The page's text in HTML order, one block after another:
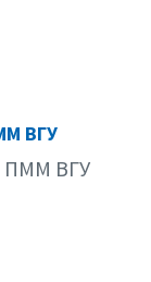
ВГУ
ПММ ВГУ